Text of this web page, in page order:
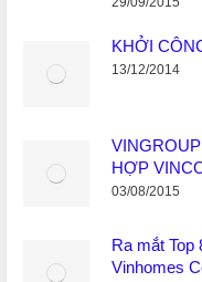
KHỞI
13/12/2014
HỢP
03/08/2015
Ra mắt Top
Vinhomes